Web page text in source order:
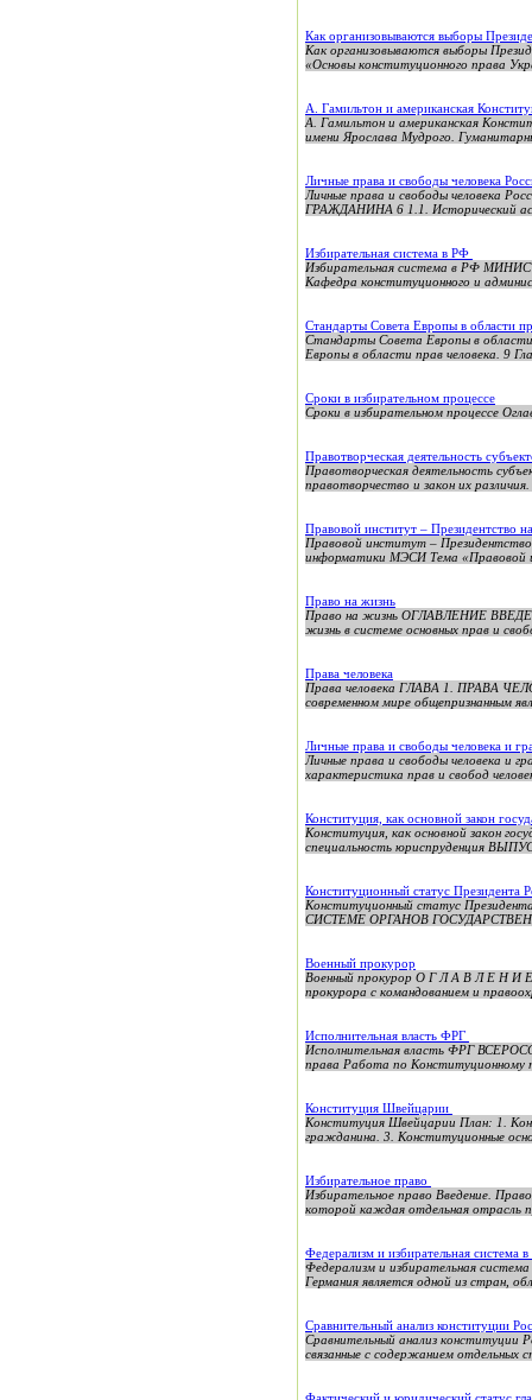
Как организовываются выборы
Как организовываются выборы
«Основы конституционного права
А. Гамильтон и американская
А. Гамильтон и американская
имени Ярослава Мудрого.
Личные права и свободы человека
Личные права и свободы
ГРАЖДАНИНА 6 1.1. Исторический
Избирательная система в РФ
Избирательная система в РФ
Кафедра конституционного и
Стандарты Совета Европы в области
Стандарты Совета Европы в области
Европы в области прав человека. 9
Сроки в избирательном процессе
Сроки в избирательном процессе
Правотворческая деятельность
Правотворческая деятельность
правотворчество и закон их
Правовой институт – Президентство
Правовой институт – Президентство
информатики МЭСИ Тема «Правовой
Право на жизнь
Право на жизнь ОГЛАВЛЕНИЕ
жизнь в системе основных прав и
Права человека
Права человека ГЛАВА 1. ПРАВА
современном мире общепризнанным
Личные права и свободы человека и
Личные права и свободы
характеристика прав и свобод
Конституция, как основной закон
Конституция, как основной закон
специальность юриспруденция
Конституционный статус Президента
Конституционный статус
СИСТЕМЕ ОРГАНОВ
Военный прокурор
Военный прокурор О Г Л А В Л Е Н И Е
прокурора с командованием и
Исполнительная власть ФРГ
Исполнительная власть ФРГ
права Работа по Конституционному
Конституция Швейцарии
Конституция Швейцарии План: 1.
гражданина. 3. Конституционные
Избирательное право
Избирательное право Введение.
которой каждая отдельная отрасль
Федерализм и избирательная система
Федерализм и избирательная
Германия является одной из стран,
Сравнительный анализ конституции
Сравнительный анализ конституции
связанные с содержанием